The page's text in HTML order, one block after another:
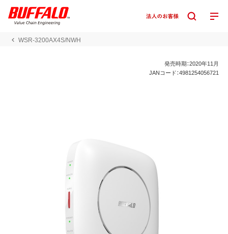
WSR-3200AX4S/NWH
発売時期：2020年11月
JANコード：4981254056721